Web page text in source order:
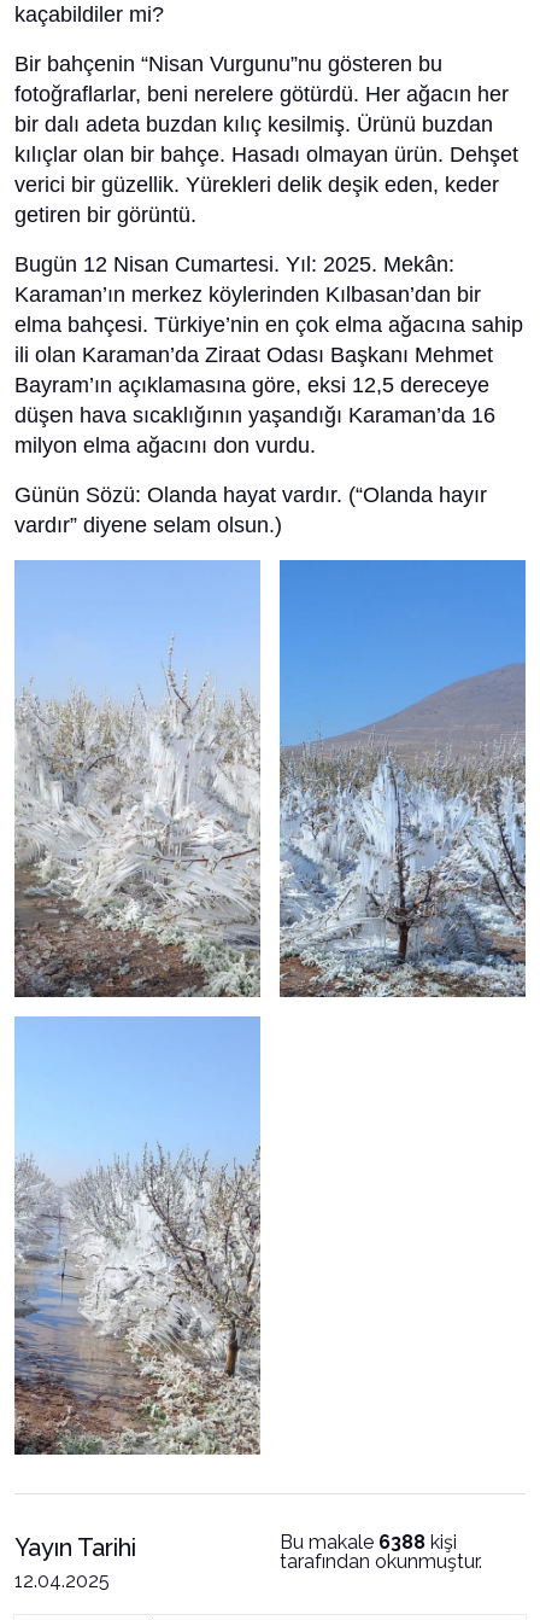
kaçabildiler mi?
Bir bahçenin “Nisan Vurgunu”nu gösteren bu
fotoğraflarlar, beni nerelere götürdü. Her ağacın her
bir dalı adeta buzdan kılıç kesilmiş. Ürünü buzdan
kılıçlar olan bir bahçe. Hasadı olmayan ürün. Dehşet
verici bir güzellik. Yürekleri delik deşik eden, keder
getiren bir görüntü.
Bugün 12 Nisan Cumartesi. Yıl: 2025. Mekân:
Karaman’ın merkez köylerinden Kılbasan’dan bir
elma bahçesi. Türkiye’nin en çok elma ağacına sahip
ili olan Karaman’da Ziraat Odası Başkanı Mehmet
Bayram’ın açıklamasına göre, eksi 12,5 dereceye
düşen hava sıcaklığının yaşandığı Karaman’da 16
milyon elma ağacını don vurdu.
Günün Sözü: Olanda hayat vardır. (“Olanda hayır
vardır” diyene selam olsun.)
Yayın Tarihi
12.04.2025
Bu makale 6388 kişi
tarafından okunmuştur.